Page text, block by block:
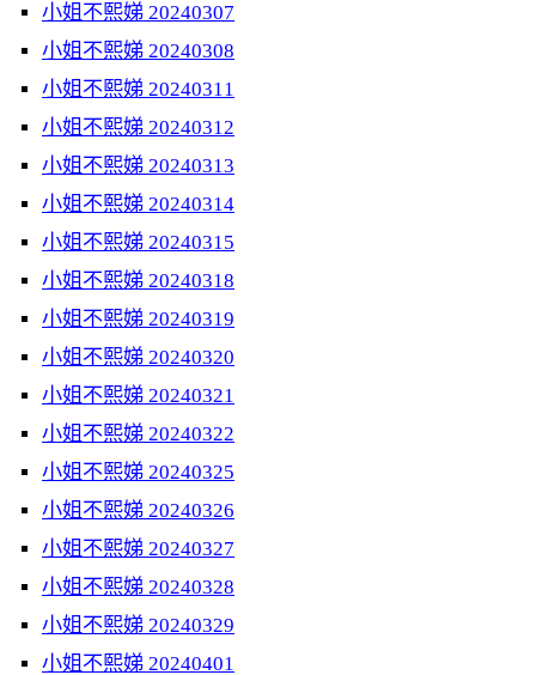
小姐不熙娣 20240307
小姐不熙娣 20240308
小姐不熙娣 20240311
小姐不熙娣 20240312
小姐不熙娣 20240313
小姐不熙娣 20240314
小姐不熙娣 20240315
小姐不熙娣 20240318
小姐不熙娣 20240319
小姐不熙娣 20240320
小姐不熙娣 20240321
小姐不熙娣 20240322
小姐不熙娣 20240325
小姐不熙娣 20240326
小姐不熙娣 20240327
小姐不熙娣 20240328
小姐不熙娣 20240329
小姐不熙娣 20240401